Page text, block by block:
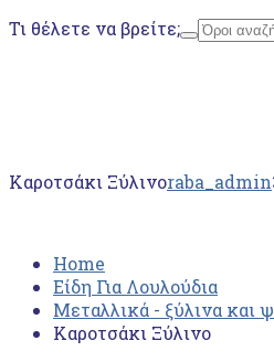
Τι θέλετε να βρείτε;
Καροτσάκι Ξύλινοraba_admin
Home
Είδη Για Λουλούδια
Μεταλλικά - ξύλινα και
Καροτσάκι Ξύλινο